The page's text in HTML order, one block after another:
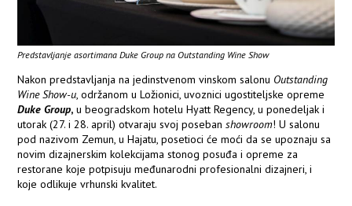
Predstavljanje asortimana Duke Group na Outstanding Wine Show
Nakon predstavljanja na jedinstvenom vinskom salonu Outstanding
Wine Show-u, održanom u Ložionici, uvoznici ugostiteljske opreme
Duke Group, u beogradskom hotelu Hyatt Regency, u ponedeljak i
utorak (27. i 28. april) otvaraju svoj poseban showroom! U salonu
pod nazivom Zemun, u Hajatu, posetioci će moći da se upoznaju sa
novim dizajnerskim kolekcijama stonog posuđa i opreme za
restorane koje potpisuju međunarodni profesionalni dizajneri, i
koje odlikuje vrhunski kvalitet.